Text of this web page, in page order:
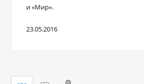
и «Мир».
23.05.2016